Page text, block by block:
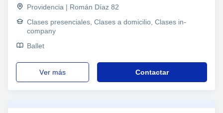
Providencia | Román Díaz 82
Clases presenciales, Clases a domicilio, Clases in-
company
Ballet
ver más Contactar